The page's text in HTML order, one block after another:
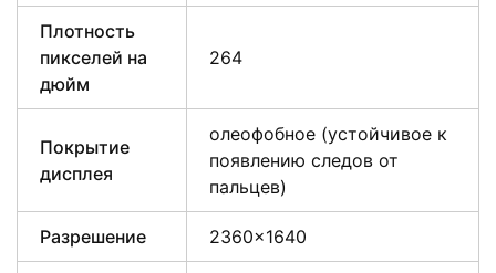
Плотность
пикселей на
дюйм
264
Покрытие
дисплея
олеофобное (устойчивое к
появлению следов от
пальцев)
Разрешение 2360×1640